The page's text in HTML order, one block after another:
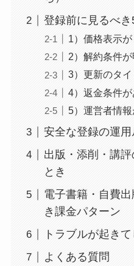
登録前に見るべ
1）価格表示
2）解約条件
3）更新のタ
4）返金条件
5）運営者情
安全な登録の運
出版・添削・講
とき
電子書籍・自費
き課金パターン
トラブルが起き
よくある質問